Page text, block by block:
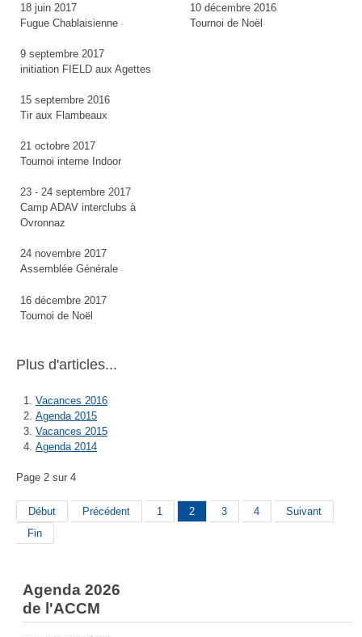
18 juin 2017
Fugue Chablaisienne
9 septembre 2017
initiation FIELD aux Agettes
15 septembre 2016
Tir aux Flambeaux
21 octobre 2017
Tournoi interne Indoor
23 - 24 septembre 2017
Camp ADAV interclubs à
Ovronnaz
24 novembre 2017
Assemblée Générale
16 décembre 2017
Tournoi de Noël
10 décembre 2016
Tournoi de Noël
Plus d'articles...
Vacances 2016
Agenda 2015
Vacances 2015
Agenda 2014
Page 2 sur 4
Début Précédent 1 2 3 4
Suivant
Fin
Agenda 2026
de l'ACCM